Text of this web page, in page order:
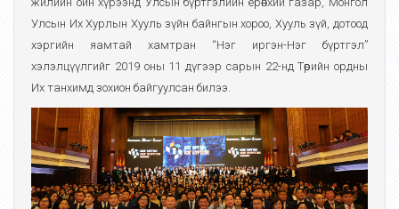
Улсын Их Хурлын Хууль зүйн байнгын хороо, Хууль зүй, дотоод
хэргийн яамтай хамтран “Нэг иргэн-Нэг бүртгэл”
хэлэлцүүлгийг 2019 оны 11 дүгээр сарын 22-нд Төрийн ордны
Их танхимд зохион байгуулсан билээ.